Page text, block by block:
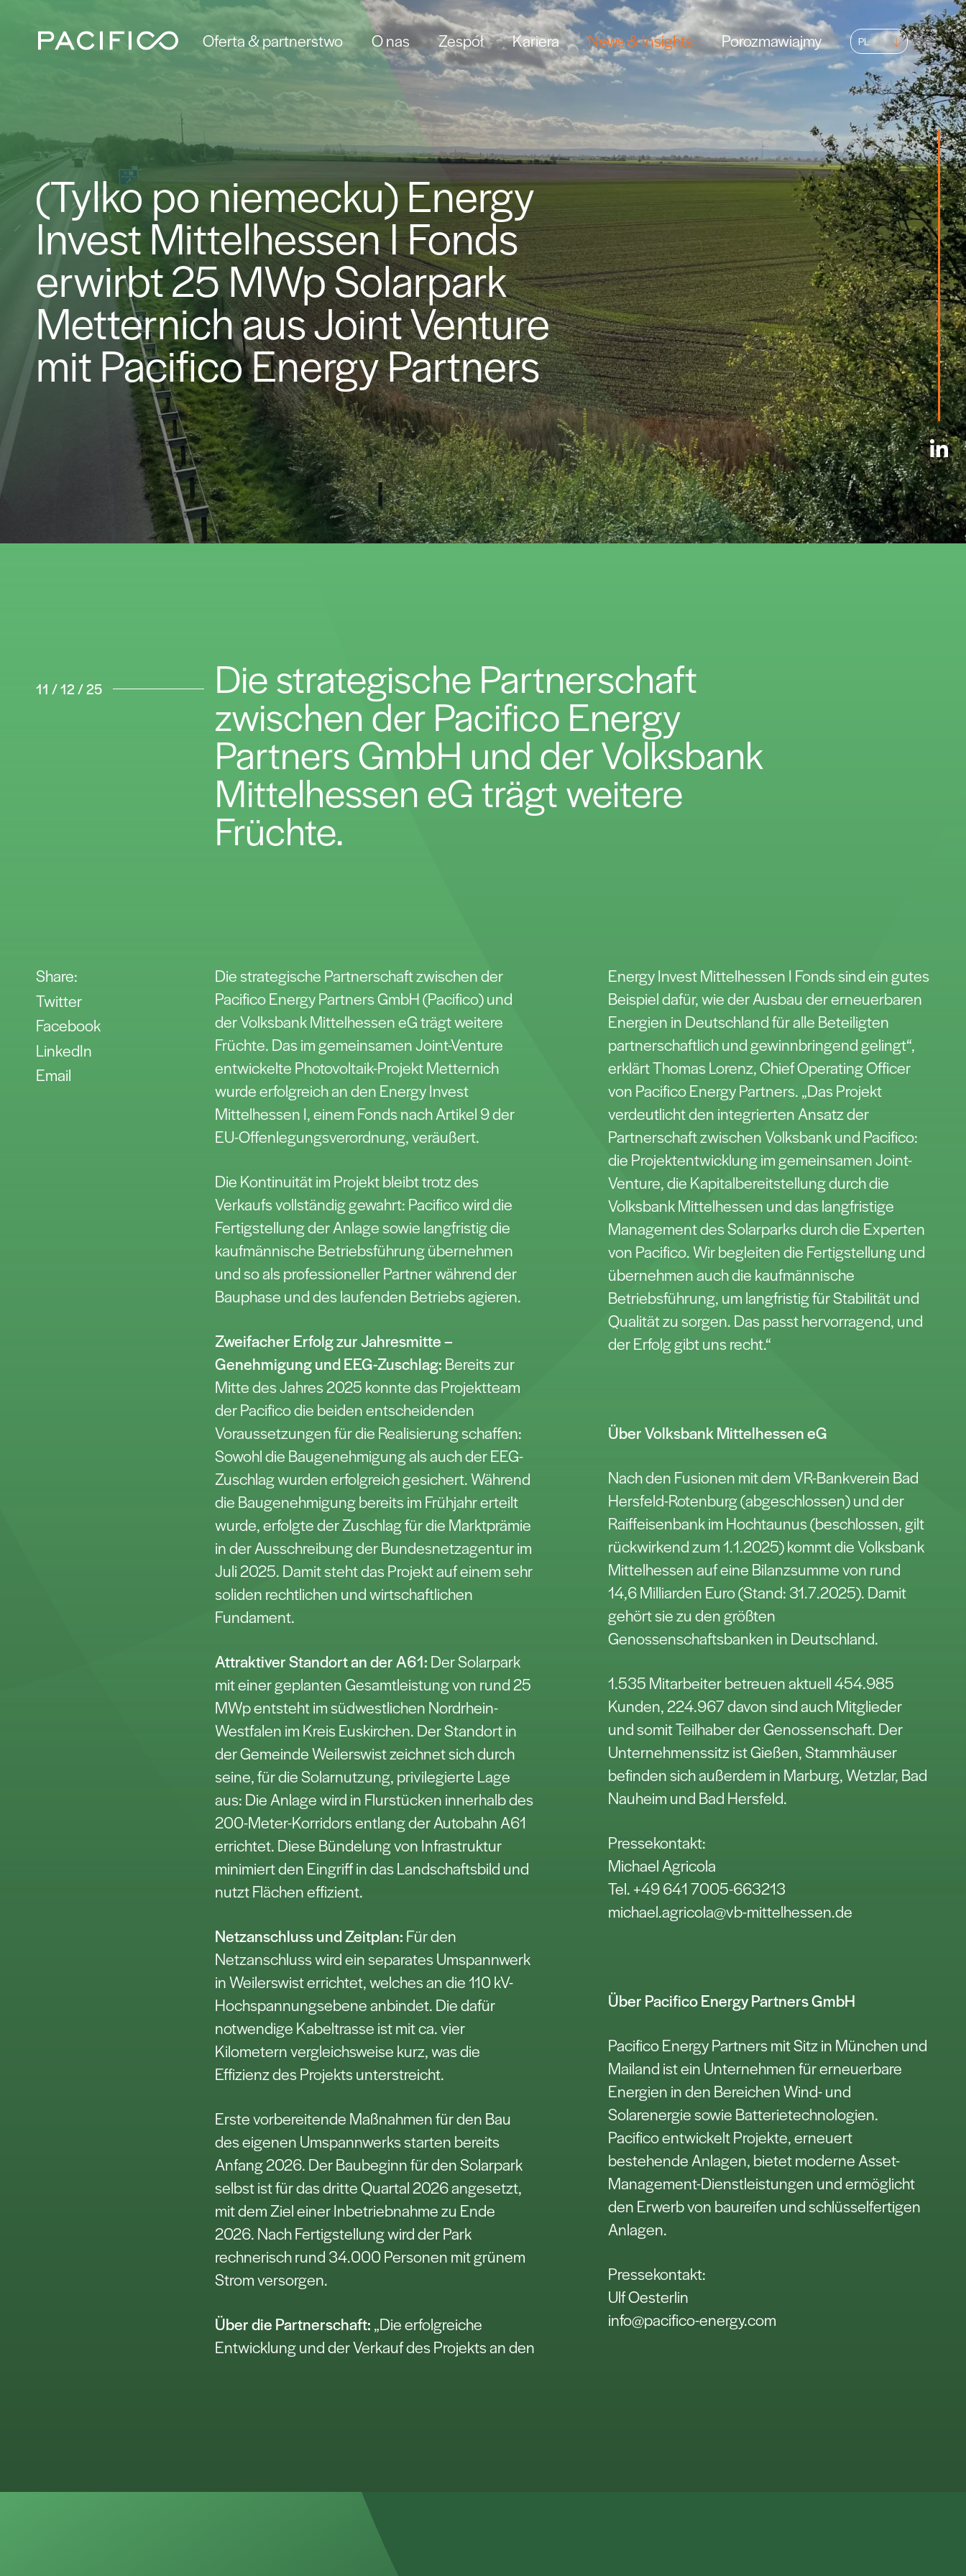
Oferta & partnerstwo O nas Zespół Kariera News & Insights Porozmawiajmy PL
(Tylko po niemecku) Energy
Invest Mittelhessen I Fonds
erwirbt 25 MWp Solarpark
Metternich aus Joint Venture
mit Pacifico Energy Partners
11 / 12 / 25 Die strategische Partnerschaft
zwischen der Pacifico Energy
Partners GmbH und der Volksbank
Mittelhessen eG trägt weitere
Früchte.
Share:
Twitter
Facebook
LinkedIn
Email
Die strategische Partnerschaft zwischen der
Pacifico Energy Partners GmbH (Pacifico) und
der Volksbank Mittelhessen eG trägt weitere
Früchte. Das im gemeinsamen Joint-Venture
entwickelte Photovoltaik-Projekt Metternich
wurde erfolgreich an den Energy Invest
Mittelhessen I, einem Fonds nach Artikel 9 der
EU-Offenlegungsverordnung, veräußert.
Die Kontinuität im Projekt bleibt trotz des
Verkaufs vollständig gewahrt: Pacifico wird die
Fertigstellung der Anlage sowie langfristig die
kaufmännische Betriebsführung übernehmen
und so als professioneller Partner während der
Bauphase und des laufenden Betriebs agieren.
Zweifacher Erfolg zur Jahresmitte –
Genehmigung und EEG-Zuschlag: Bereits zur
Mitte des Jahres 2025 konnte das Projektteam
der Pacifico die beiden entscheidenden
Voraussetzungen für die Realisierung schaffen:
Sowohl die Baugenehmigung als auch der EEG-
Zuschlag wurden erfolgreich gesichert. Während
die Baugenehmigung bereits im Frühjahr erteilt
wurde, erfolgte der Zuschlag für die Marktprämie
in der Ausschreibung der Bundesnetzagentur im
Juli 2025. Damit steht das Projekt auf einem sehr
soliden rechtlichen und wirtschaftlichen
Fundament.
Attraktiver Standort an der A61: Der Solarpark
mit einer geplanten Gesamtleistung von rund 25
MWp entsteht im südwestlichen Nordrhein-
Westfalen im Kreis Euskirchen. Der Standort in
der Gemeinde Weilerswist zeichnet sich durch
seine, für die Solarnutzung, privilegierte Lage
aus: Die Anlage wird in Flurstücken innerhalb des
200-Meter-Korridors entlang der Autobahn A61
errichtet. Diese Bündelung von Infrastruktur
minimiert den Eingriff in das Landschaftsbild und
nutzt Flächen effizient.
Netzanschluss und Zeitplan: Für den
Netzanschluss wird ein separates Umspannwerk
in Weilerswist errichtet, welches an die 110 kV-
Hochspannungsebene anbindet. Die dafür
notwendige Kabeltrasse ist mit ca. vier
Kilometern vergleichsweise kurz, was die
Effizienz des Projekts unterstreicht.
Erste vorbereitende Maßnahmen für den Bau
des eigenen Umspannwerks starten bereits
Anfang 2026. Der Baubeginn für den Solarpark
selbst ist für das dritte Quartal 2026 angesetzt,
mit dem Ziel einer Inbetriebnahme zu Ende
2026. Nach Fertigstellung wird der Park
rechnerisch rund 34.000 Personen mit grünem
Strom versorgen.
Über die Partnerschaft: „Die erfolgreiche
Entwicklung und der Verkauf des Projekts an den
Energy Invest Mittelhessen I Fonds sind ein gutes
Beispiel dafür, wie der Ausbau der erneuerbaren
Energien in Deutschland für alle Beteiligten
partnerschaftlich und gewinnbringend gelingt“,
erklärt Thomas Lorenz, Chief Operating Officer
von Pacifico Energy Partners. „Das Projekt
verdeutlicht den integrierten Ansatz der
Partnerschaft zwischen Volksbank und Pacifico:
die Projektentwicklung im gemeinsamen Joint-
Venture, die Kapitalbereitstellung durch die
Volksbank Mittelhessen und das langfristige
Management des Solarparks durch die Experten
von Pacifico. Wir begleiten die Fertigstellung und
übernehmen auch die kaufmännische
Betriebsführung, um langfristig für Stabilität und
Qualität zu sorgen. Das passt hervorragend, und
der Erfolg gibt uns recht.“
Über Volksbank Mittelhessen eG
Nach den Fusionen mit dem VR-Bankverein Bad
Hersfeld-Rotenburg (abgeschlossen) und der
Raiffeisenbank im Hochtaunus (beschlossen, gilt
rückwirkend zum 1.1.2025) kommt die Volksbank
Mittelhessen auf eine Bilanzsumme von rund
14,6 Milliarden Euro (Stand: 31.7.2025). Damit
gehört sie zu den größten
Genossenschaftsbanken in Deutschland.
1.535 Mitarbeiter betreuen aktuell 454.985
Kunden, 224.967 davon sind auch Mitglieder
und somit Teilhaber der Genossenschaft. Der
Unternehmenssitz ist Gießen, Stammhäuser
befinden sich außerdem in Marburg, Wetzlar, Bad
Nauheim und Bad Hersfeld.
Pressekontakt:
Michael Agricola
Tel. +49 641 7005-663213
michael.agricola@vb-mittelhessen.de
Über Pacifico Energy Partners GmbH
Pacifico Energy Partners mit Sitz in München und
Mailand ist ein Unternehmen für erneuerbare
Energien in den Bereichen Wind- und
Solarenergie sowie Batterietechnologien.
Pacifico entwickelt Projekte, erneuert
bestehende Anlagen, bietet moderne Asset-
Management-Dienstleistungen und ermöglicht
den Erwerb von baureifen und schlüsselfertigen
Anlagen.
Pressekontakt:
Ulf Oesterlin
info@pacifico-energy.com